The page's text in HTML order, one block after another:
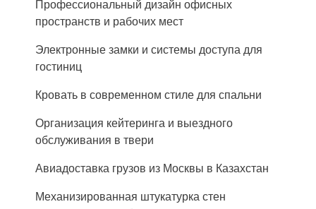
Профессиональный дизайн офисных
пространств и рабочих мест
Электронные замки и системы доступа для
гостиниц
Кровать в современном стиле для спальни
Организация кейтеринга и выездного
обслуживания в твери
Авиадоставка грузов из Москвы в Казахстан
Механизированная штукатурка стен